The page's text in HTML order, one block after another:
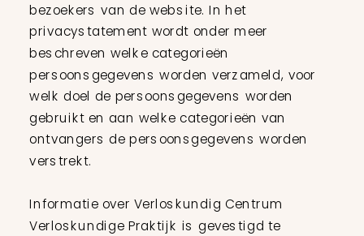
bezoekers van de website. In het
privacystatement wordt onder meer
beschreven welke categorieën
persoonsgegevens worden verzameld, voor
welk doel de persoonsgegevens worden
gebruikt en aan welke categorieën van
ontvangers de persoonsgegevens worden
verstrekt.
Informatie over Verloskundig Centrum
Verloskundige Praktijk is gevestigd te